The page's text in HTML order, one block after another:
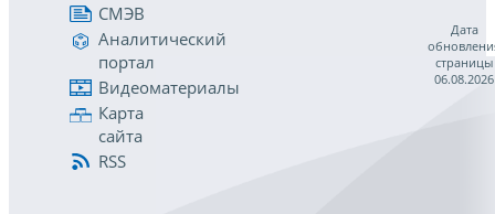
СМЭВ
Аналитический
портал
Видеоматериалы
Карта
сайта
RSS
Дата
страницы
06.08.2026